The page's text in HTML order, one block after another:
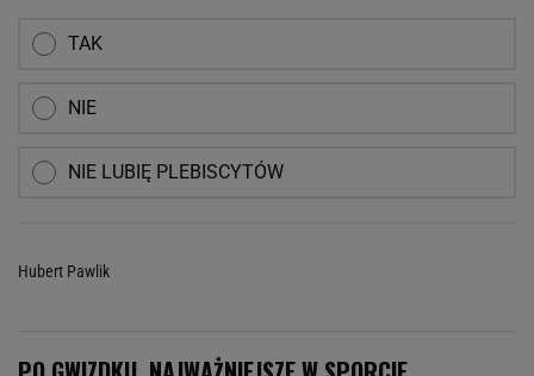
TAK
NIE
NIE LUBIĘ PLEBISCYTÓW
Hubert Pawlik